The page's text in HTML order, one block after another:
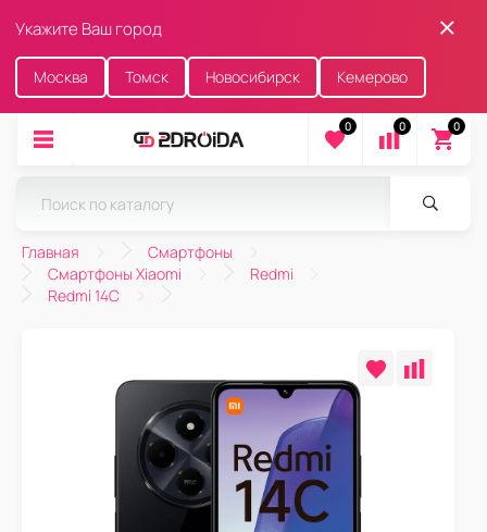
Укажите Ваш город
Москва Томск Новосибирск Кемерово
0 0 0
Главная
Смартфоны
Смартфоны Xiaomi
Redmi
Redmi 14C